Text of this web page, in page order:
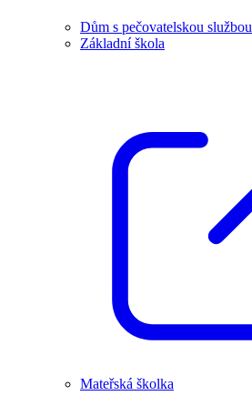
Dům s pečovatelskou službou
Základní škola
Mateřská školka